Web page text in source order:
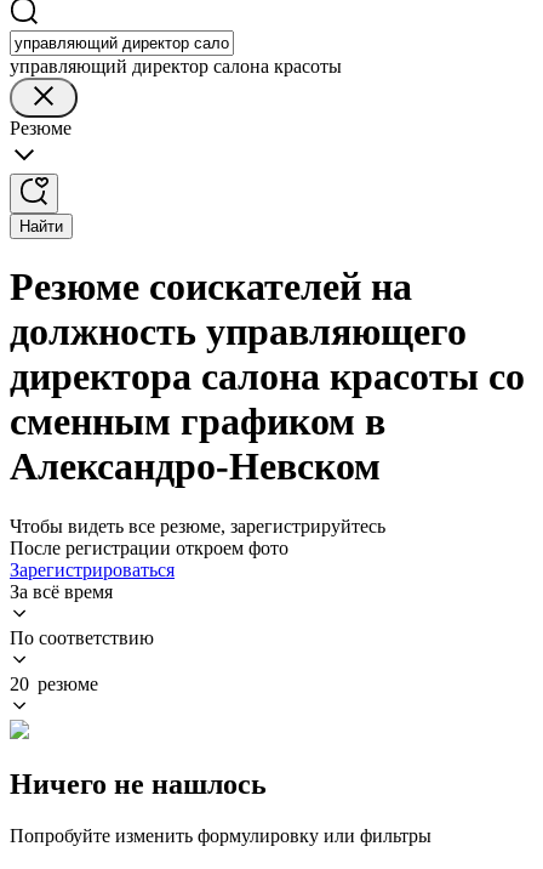
управляющий директор салона красоты
Резюме
Найти
Резюме соискателей на
должность управляющего
директора салона красоты со
сменным графиком в
Александро-Невском
Чтобы видеть все резюме, зарегистрируйтесь
После регистрации откроем фото
Зарегистрироваться
За всё время
По соответствию
20 резюме
Ничего не нашлось
Попробуйте изменить формулировку или фильтры